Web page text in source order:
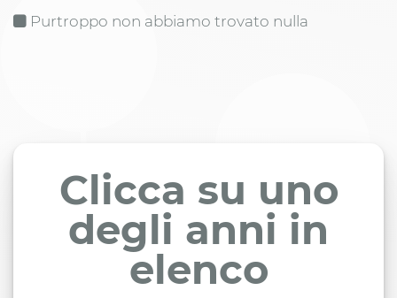
Purtroppo non abbiamo trovato nulla
Clicca su uno
degli anni in
elenco